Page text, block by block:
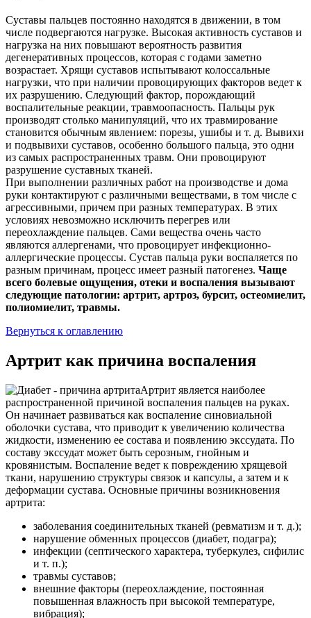
Суставы пальцев постоянно находятся в движении, в том
числе подвергаются нагрузке. Высокая активность суставов и
нагрузка на них повышают вероятность развития
дегенеративных процессов, которая с годами заметно
возрастает. Хрящи суставов испытывают колоссальные
нагрузки, что при наличии провоцирующих факторов ведет к
их разрушению. Следующий фактор, порождающий
воспалительные реакции, травмоопасность. Пальцы рук
производят столько манипуляций, что их травмирование
становится обычным явлением: порезы, ушибы и т. д. Вывихи
и подвывихи суставов, особенно большого пальца, это одни
из самых распространенных травм. Они провоцируют
разрушение суставных тканей.
При выполнении различных работ на производстве и дома
руки контактируют с различными веществами, в том числе с
агрессивными, причем при разных температурах. В этих
условиях невозможно исключить перегрев или
переохлаждение пальцев. Сами вещества очень часто
являются аллергенами, что провоцирует инфекционно-
аллергические процессы. Сустав пальца руки воспаляется по
разным причинам, процесс имеет разный патогенез. Чаще
всего болевые ощущения, отеки и воспаления вызывают
следующие патологии: артрит, артроз, бурсит, остеомиелит,
полиомиелит, травмы.
Вернуться к оглавлению
Артрит как причина воспаления
Артрит является наиболее
распространенной причиной воспаления пальцев на руках.
Он начинает развиваться как воспаление синовиальной
оболочки сустава, что приводит к увеличению количества
жидкости, изменению ее состава и появлению экссудата. По
составу экссудат может быть серозным, гнойным и
кровянистым. Воспаление ведет к повреждению хрящевой
ткани, нарушению структуры связок и капсулы, а затем и к
деформации сустава. Основные причины возникновения
артрита:
заболевания соединительных тканей (ревматизм и т. д.);
нарушение обменных процессов (диабет, подагра);
инфекции (септического характера, туберкулез, сифилис
и т. п.);
травмы суставов;
внешние факторы (переохлаждение, постоянная
повышенная влажность при высокой температуре,
вибрация);